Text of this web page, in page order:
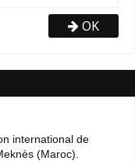
OK
international de
(Maroc).